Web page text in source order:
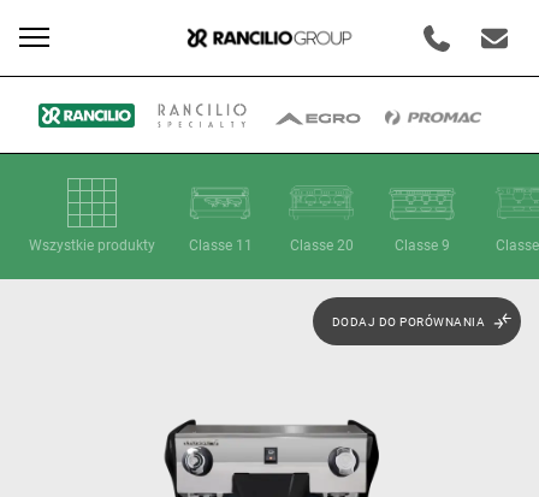
Wszystkie produkty Classe 11 Classe 20 Classe 9
DODAJ DO PORÓWNANIA